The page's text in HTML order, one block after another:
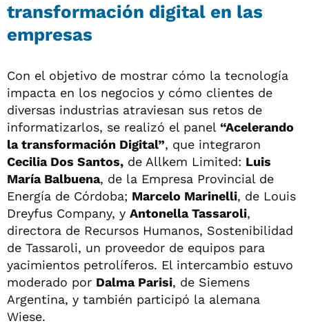
transformación digital en las
empresas
Con el objetivo de mostrar cómo la tecnología
impacta en los negocios y cómo clientes de
diversas industrias atraviesan sus retos de
informatizarlos, se realizó el panel “Acelerando
la transformación Digital”, que integraron
Cecilia Dos Santos, de Allkem Limited: Luis
María Balbuena, de la Empresa Provincial de
Energía de Córdoba; Marcelo Marinelli, de Louis
Dreyfus Company, y Antonella Tassaroli,
directora de Recursos Humanos, Sostenibilidad
de Tassaroli, un proveedor de equipos para
yacimientos petrolíferos. El intercambio estuvo
moderado por Dalma Parisi, de Siemens
Argentina, y también participó la alemana
Wiese.